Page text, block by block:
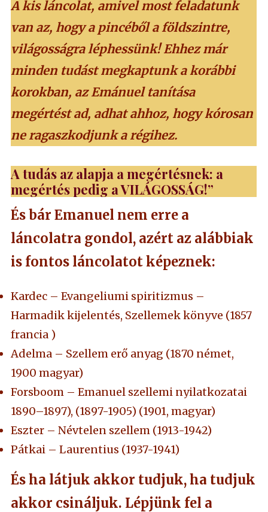
A kis láncolat, amivel most feladatunk
van az, hogy a pincéből a földszintre,
világosságra léphessünk! Ehhez már
minden tudást megkaptunk a korábbi
korokban, az Emánuel tanítása
megértést ad, adhat ahhoz, hogy kórosan
ne ragaszkodjunk a régihez.
A tudás az alapja a megértésnek: a
megértés pedig a VILÁGOSSÁG!”
És bár Emanuel nem erre a
láncolatra gondol, azért az alábbiak
is fontos láncolatot képeznek:
Kardec – Evangeliumi spiritizmus –
Harmadik kijelentés, Szellemek könyve (1857
francia )
Adelma – Szellem erő anyag (1870 német,
1900 magyar)
Forsboom – Emanuel szellemi nyilatkozatai
1890–1897), (1897-1905) (1901, magyar)
Eszter – Névtelen szellem (1913-1942)
Pátkai – Laurentius (1937-1941)
És ha látjuk akkor tudjuk, ha tudjuk
akkor csináljuk. Lépjünk fel a